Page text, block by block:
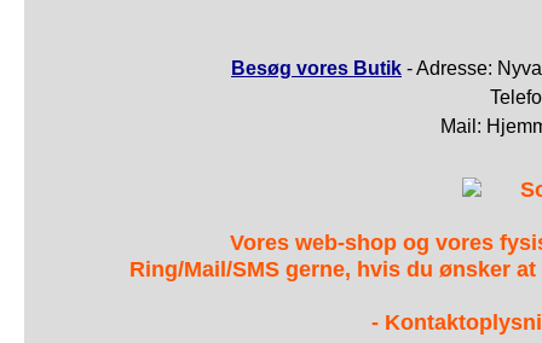
Besøg vores Butik - Adresse:
Mail:
Vores web-shop og vores
Ring/Mail/SMS gerne, hvis du ønsker
-